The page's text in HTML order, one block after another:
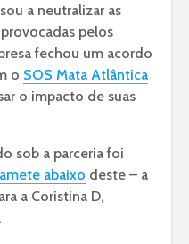
a neutralizar as
pelos
fechou um acordo
o SOS Mata Atlântica
o impacto de suas
sob a parceria foi
abaixo deste – a
a Coristina D,